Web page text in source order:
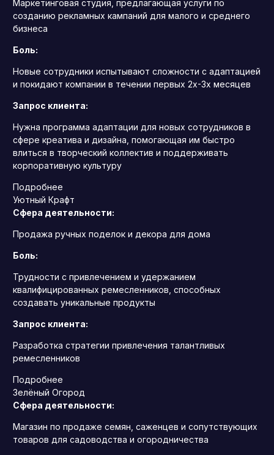
Маркетинговая студия, предлагающая услуги по
созданию рекламных кампаний для малого и среднего
бизнеса
Боль:
Новые сотрудники испытывают сложности с адаптацией
и покидают компании в течении первых 2х-3х месяцев
Запрос клиента:
Нужна программа адаптации для новых сотрудников в
сфере креатива и дизайна, помогающая им быстро
влиться в творческий коллектив и поддерживать
корпоративную культуру
Подробнее
Уютный Крафт
Сфера деятельности:
Продажа ручных поделок и декора для дома
Боль:
Трудности с привлечением и удержанием
квалифицированных ремесленников, способных
создавать уникальные продукты
Запрос клиента:
Разработка стратегии привлечения талантливых
ремесленников
Подробнее
Зелёный Огород
Сфера деятельности:
Магазин по продаже семян, саженцев и сопутствующих
товаров для садоводства и огородничества